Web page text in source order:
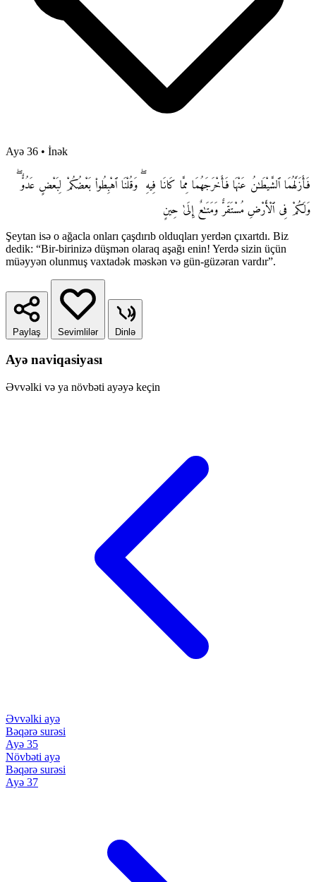
Ayə 36 • İnək
فَأَزَلَّهُمَا ٱلشَّيْطَـٰنُ عَنْهَا فَأَخْرَجَهُمَا مِمَّا كَانَا فِيهِ ۖ وَقُلْنَا ٱهْبِطُوا۟ بَعْضُكُمْ لِبَعْضٍ عَدُوٌّ ۖ
وَلَكُمْ فِى ٱلْأَرْضِ مُسْتَقَرٌّ وَمَتَـٰعٌ إِلَىٰ حِينٍ
Şeytan isə o ağacla onları çaşdırıb olduqları yerdən çıxartdı. Biz
dedik: “Bir-birinizə düşmən olaraq aşağı enin! Yerdə sizin üçün
müəyyən olunmuş vaxtadək məskən və gün-güzəran vardır”.
Paylaş Sevimlilər Dinlə
Ayə naviqasiyası
Əvvəlki və ya növbəti ayəyə keçin
Əvvəlki ayə
Bəqərə surəsi
Ayə 35
Növbəti ayə
Bəqərə surəsi
Ayə 37